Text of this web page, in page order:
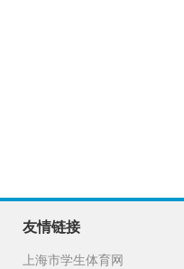
友情链接
上海市学生体育网